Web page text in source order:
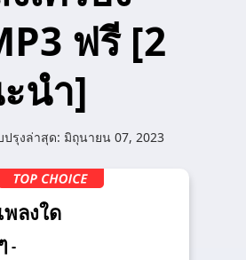
ฟรี [2
นำ]
รุงล่าสุด: มิถุนายน 07, 2023
พลงใด
-